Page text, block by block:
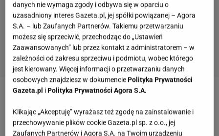
polską rodzinę
danych nie wymaga zgody i odbywa się w oparciu o
uzasadniony interes Gazeta.pl, jej spółki powiązanej – Agora
S.A. – lub Zaufanych Partnerów. Takiemu przetwarzaniu
możesz się sprzeciwić, przechodząc do „Ustawień
Zaawansowanych” lub przez kontakt z administratorem – w
zależności od zakresu sprzeciwu i podmiotu, wobec którego
jest kierowany. Więcej informacji o przetwarzaniu danych
osobowych znajdziesz w dokumencie Polityka Prywatności
Gazeta.pl i Polityka Prywatności Agora S.A.
Klikając „Akceptuję” wyrażasz też zgodę na zainstalowanie i
przechowywanie plików cookie Gazeta.pl sp. z o.o., jej
Zaufanych Partnerów i Agora S.A. na Twoim urządzeniu